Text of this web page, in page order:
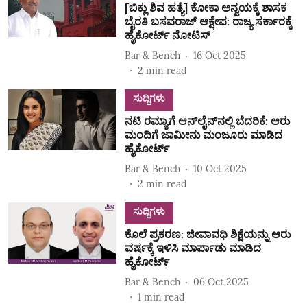
[ಬಿಕ್ಲು ಶಿವ ಹತ್ಯೆ] ಕೋಕಾ ಅನ್ವಯಕ್ಕೆ ಶಾಸಕ
ಬೈರತಿ ಬಸವರಾಜ್ ಆಕ್ಷೇಪ: ರಾಜ್ಯ ಸರ್ಕಾರಕ್ಕೆ
ಹೈಕೋರ್ಟ್‌ ನೋಟಿಸ್‌
Bar & Bench
16 Oct 2025
2 min read
ಸುದ್ದಿಗಳು
ನಟಿ ರಮ್ಯಾಗೆ ಆನ್‌ಲೈನ್‌ನಲ್ಲಿ ಬೆದರಿಕೆ: ಆರು
ಮಂದಿಗೆ ಜಾಮೀನು ಮಂಜೂರು ಮಾಡಿದ
ಹೈಕೋರ್ಟ್‌
Bar & Bench
10 Oct 2025
2 min read
ಸುದ್ದಿಗಳು
ಕೊಲೆ ಪ್ರಕರಣ: ಜೀವಾವಧಿ ಶಿಕ್ಷೆಯನ್ನು ಆರು
ವರ್ಷಕ್ಕೆ ಇಳಿಸಿ ಮಾರ್ಪಾಡು ಮಾಡಿದ
ಹೈಕೋರ್ಟ್‌
Bar & Bench
06 Oct 2025
1 min read